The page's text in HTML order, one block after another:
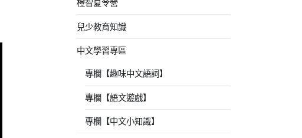
橙智夏令營
兒少教育知識
中文學習專區
專欄【趣味中文語詞】
專欄【語文遊戲】
專欄【中文小知識】